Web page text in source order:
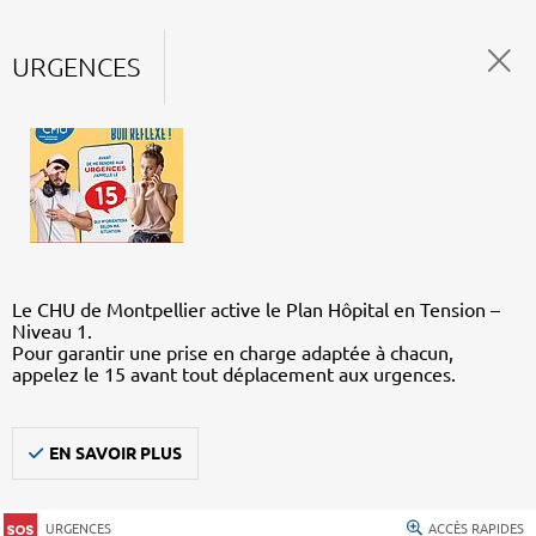
URGENCES
Le CHU de Montpellier active le Plan Hôpital en Tension –
Niveau 1.
Pour garantir une prise en charge adaptée à chacun,
appelez le 15 avant tout déplacement aux urgences.
EN SAVOIR PLUS
URGENCES ACCÈS RAPIDES